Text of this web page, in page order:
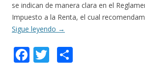
se indican de manera clara en el
Impuesto a la Renta, el cual
Sigue leyendo →
F T